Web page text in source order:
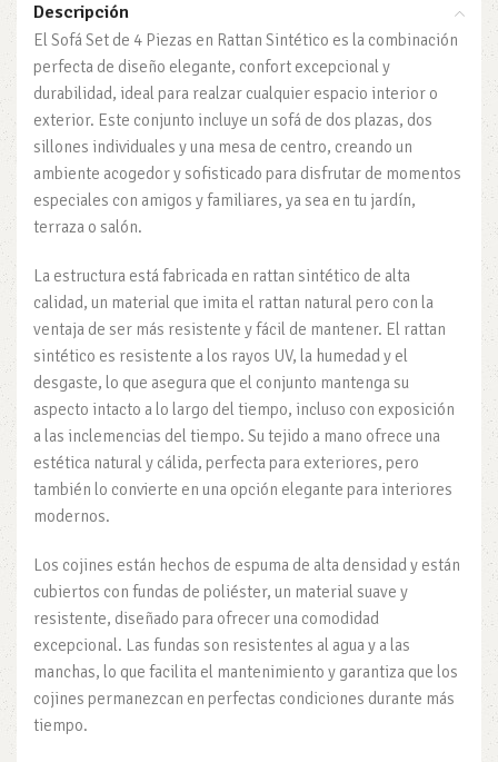
Descripción
El Sofá Set de 4 Piezas en Rattan Sintético es la combinación
perfecta de diseño elegante, confort excepcional y
durabilidad, ideal para realzar cualquier espacio interior o
exterior. Este conjunto incluye un sofá de dos plazas, dos
sillones individuales y una mesa de centro, creando un
ambiente acogedor y sofisticado para disfrutar de momentos
especiales con amigos y familiares, ya sea en tu jardín,
terraza o salón.
La estructura está fabricada en rattan sintético de alta
calidad, un material que imita el rattan natural pero con la
ventaja de ser más resistente y fácil de mantener. El rattan
sintético es resistente a los rayos UV, la humedad y el
desgaste, lo que asegura que el conjunto mantenga su
aspecto intacto a lo largo del tiempo, incluso con exposición
a las inclemencias del tiempo. Su tejido a mano ofrece una
estética natural y cálida, perfecta para exteriores, pero
también lo convierte en una opción elegante para interiores
modernos.
Los cojines están hechos de espuma de alta densidad y están
cubiertos con fundas de poliéster, un material suave y
resistente, diseñado para ofrecer una comodidad
excepcional. Las fundas son resistentes al agua y a las
manchas, lo que facilita el mantenimiento y garantiza que los
cojines permanezcan en perfectas condiciones durante más
tiempo.